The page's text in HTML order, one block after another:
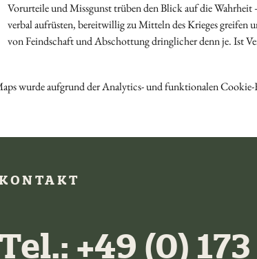
Vorurteile und Missgunst trüben den Blick auf die
verbal aufrüsten, bereitwillig zu Mitteln des Krieges greifen
von Feindschaft und Abschottung dringlicher denn je. Ist
wurde aufgrund der Analytics- und funktionalen
+49 (0)